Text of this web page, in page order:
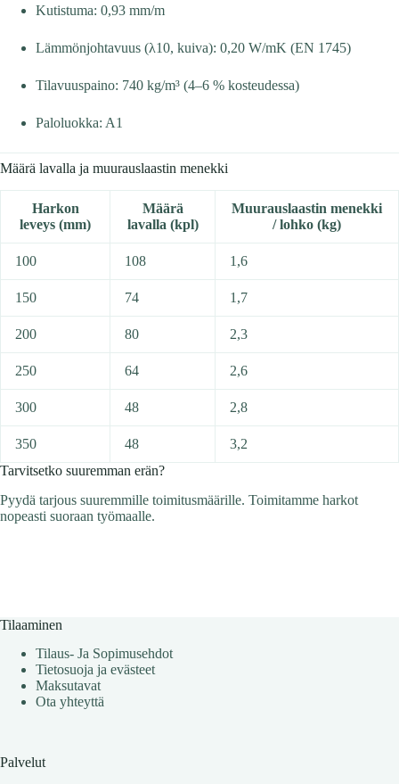
Kutistuma: 0,93 mm/m
Lämmönjohtavuus (λ10, kuiva): 0,20 W/mK (EN 1745)
Tilavuuspaino: 740 kg/m³ (4–6 % kosteudessa)
Paloluokka: A1
Määrä lavalla ja muurauslaastin menekki
Harkon
leveys (mm)
Määrä
lavalla (kpl)
Muurauslaastin menekki
/ lohko (kg)
100 108 1,6
150 74 1,7
200 80 2,3
250 64 2,6
300 48 2,8
350 48
3,2
Tarvitsetko suuremman erän?
Pyydä tarjous suuremmille toimitusmäärille. Toimitamme harkot
nopeasti suoraan työmaalle.
Tilaaminen
Tilaus- Ja Sopimusehdot
Tietosuoja ja evästeet
Maksutavat
Ota yhteyttä
Palvelut